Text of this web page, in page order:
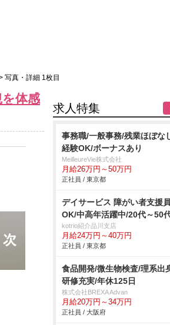
写真・詳細 1枚目
体感
求人特集
事務職/一般事務/残業ほぼな
経験OK/ボーナスあり
MeilleureVie株式会社
月給26万円～50万円
正社員 / 東京都
デイサービス 障がい者支援
OK/中高年活躍中/20代～50
kotrio紹介品川支店
月給24万円～40万円
正社員 / 東京都
食品開発/微生物検査/理系出
研修充実/年休125日
株式会社BREXA Advan
月給20万円～34万円
正社員 / 大阪府